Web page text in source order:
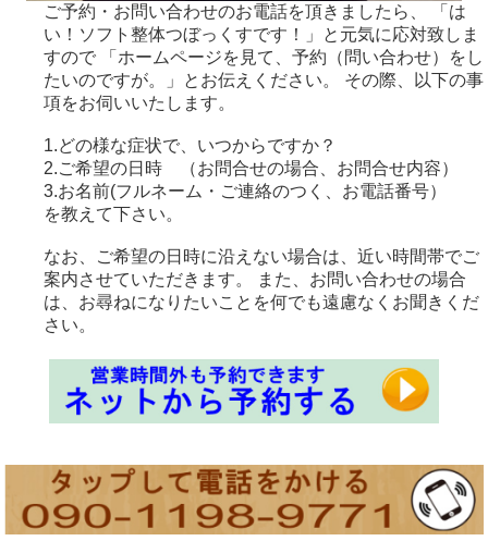
ご予約・お問い合わせのお電話を頂きましたら、 「は
い！ソフト整体つぼっくすです！」と元気に応対致しま
すので 「ホームページを見て、予約（問い合わせ）をし
たいのですが。」とお伝えください。 その際、以下の事
項をお伺いいたします。
1.どの様な症状で、いつからですか？
2.ご希望の日時 （お問合せの場合、お問合せ内容）
3.お名前(フルネーム・ご連絡のつく、お電話番号）
を教えて下さい。
なお、ご希望の日時に沿えない場合は、近い時間帯でご
案内させていただきます。 また、お問い合わせの場合
は、お尋ねになりたいことを何でも遠慮なくお聞きくだ
さい。